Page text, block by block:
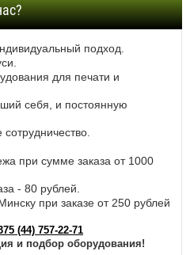
подход.
для печати и
себя, и постоянную
сотрудничество.
при сумме заказа от 1000
- 80 рублей.
при заказе от 250 рублей
(44) 757-22-71
и подбор оборудования!